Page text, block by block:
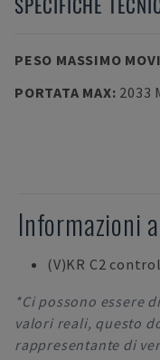
PESO MASSIMO
PORTATA MAX: 2033
Informazioni
(V)KR C2
*Ci possono essere
valori reali, questo
rappresentante di